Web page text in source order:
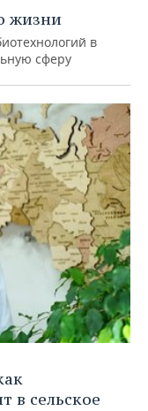
жизни
в
сферу
в сельское